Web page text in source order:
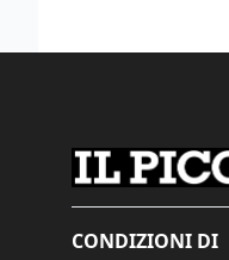
CONDIZIONI DI